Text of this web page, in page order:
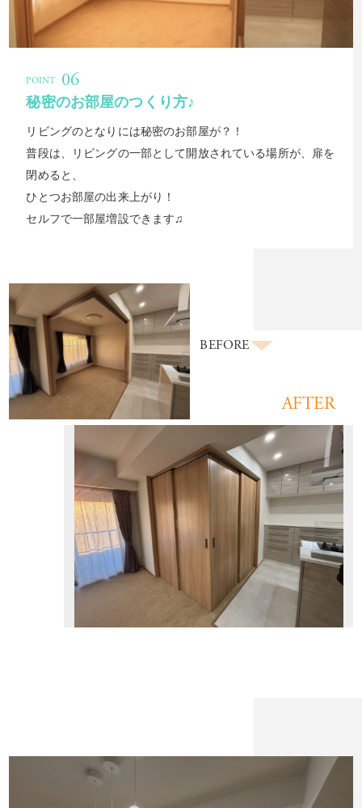
秘密のお部屋のつくり方♪
リビングのとなりには秘密のお部屋が？！
普段は、リビングの一部として開放されている場所が、扉を
閉めると、
ひとつお部屋の出来上がり！
セルフで一部屋増設できます♫